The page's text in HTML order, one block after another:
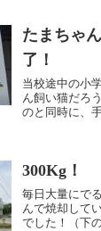
たまちゃ
了！
当校途中の小
ん飼い猫だろ
のと同時に、
300Kg！
毎日大量にで
んで焼却して
でした！（下